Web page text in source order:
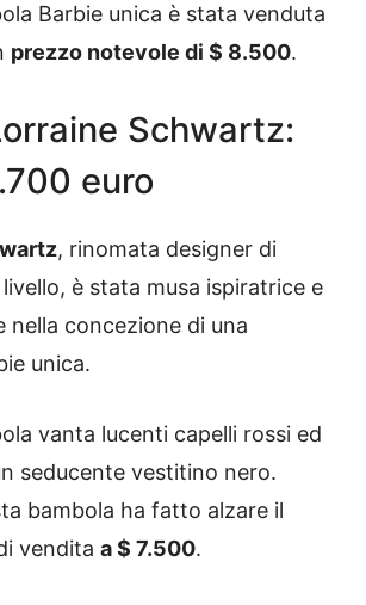
Barbie unica è stata venduta
prezzo notevole di $ 8.500.
Schwartz:
euro
, rinomata designer di
è stata musa ispiratrice e
nella concezione di una
unica.
vanta lucenti capelli rossi ed
seducente vestitino nero.
bambola ha fatto alzare il
vendita a $ 7.500.